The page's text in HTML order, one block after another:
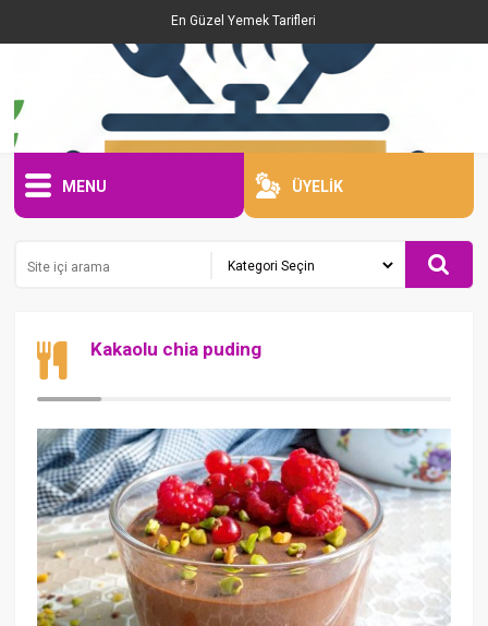
En Güzel Yemek Tarifleri
MENU ÜYELİK
Kakaolu chia puding